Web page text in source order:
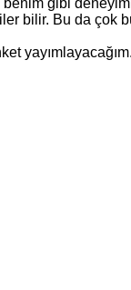
bilir. Bu da çok